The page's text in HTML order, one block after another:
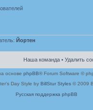
Йортен
Наша команда• Удалить
основе phpBB® Forum Software ©
Day Style by BillStur Styles © 2009
Русская поддержка phpBB